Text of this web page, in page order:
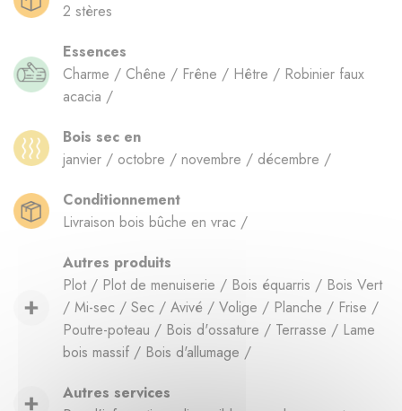
2 stères
Essences
Charme / Chêne / Frêne / Hêtre / Robinier faux
acacia /
Bois sec en
janvier / octobre / novembre / décembre /
Conditionnement
Livraison bois bûche en vrac /
Autres produits
Plot / Plot de menuiserie / Bois équarris / Bois Vert
/ Mi-sec / Sec / Avivé / Volige / Planche / Frise /
Poutre-poteau / Bois d'ossature / Terrasse / Lame
bois massif / Bois d'allumage /
Autres services